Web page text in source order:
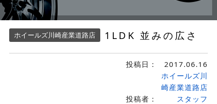
ホイールズ川崎産業道路店 1LDK 並みの広さ
投稿日： 2017.06.16
投稿者：
ホイールズ川
崎産業道路店
スタッフ